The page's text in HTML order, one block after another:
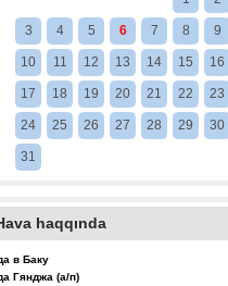
3 4 5 6 7 8 9
10 11 12 13 14 15 16
17 18 19 20 21 22 23
24 25 26 27 28 29 30
31
haqqında
в Баку
Гянджа (а/п)